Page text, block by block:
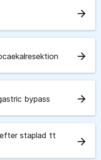
arrow_forward
arrow_forward
bypass arrow_forward
staplad tt
arrow_forward